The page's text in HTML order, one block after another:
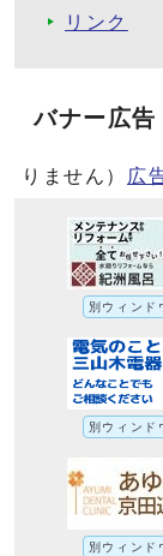
リンク
バナー広告
りません）
広
別ウィンド
別ウィンド
別ウィンド